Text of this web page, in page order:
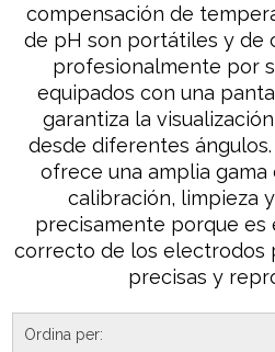
compensación de
de pH son portátiles y de
profesionalmente por
equipados con una
garantiza la
desde diferentes
ofrece una amplia gama
calibración, limpieza
precisamente porque es
correcto de los electrodos
precisas y